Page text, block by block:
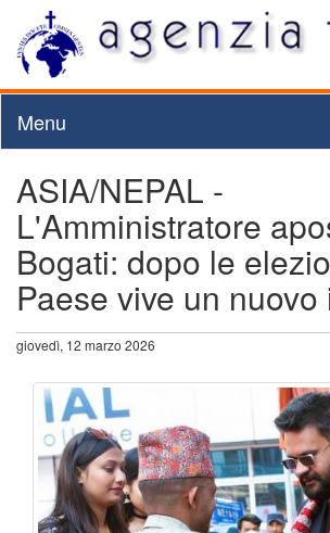
Menu
ASIA/NEPAL -
L'Amministratore
Bogati: dopo le
Paese vive un nuovo
giovedì, 12 marzo 2026